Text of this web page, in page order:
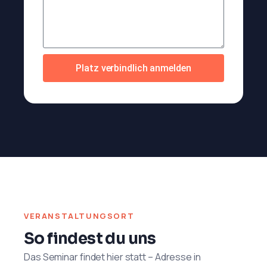
Platz verbindlich anmelden
VERANSTALTUNGSORT
So findest du uns
Das Seminar findet hier statt – Adresse in